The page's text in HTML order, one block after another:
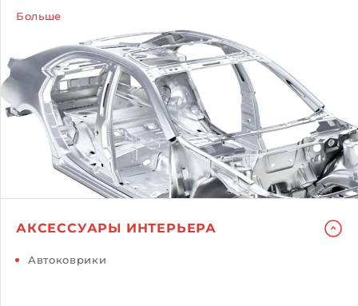
Больше
АКСЕССУАРЫ ИНТЕРЬЕРА
Автоковрики